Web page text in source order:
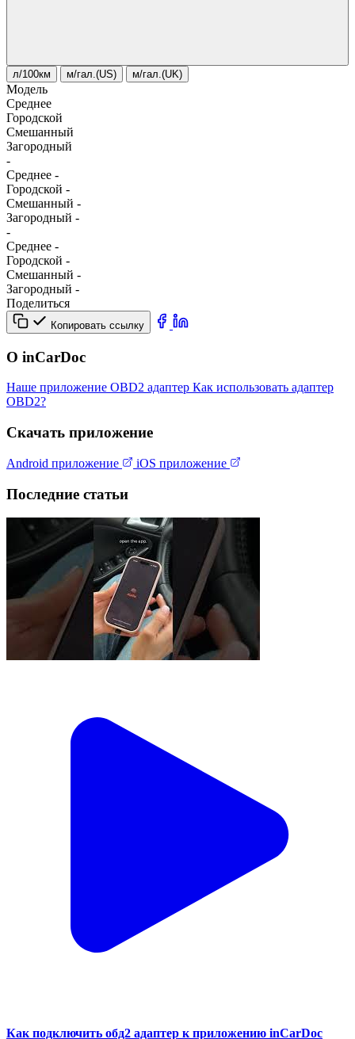
л/100км м/гал.(US) м/гал.(UK)
Модель
Среднее
Городской
Смешанный
Загородный
-
Среднее -
Городской -
Смешанный -
Загородный -
-
Среднее -
Городской -
Смешанный -
Загородный -
Поделиться
Копировать ссылку
О inCarDoc
Наше приложение OBD2 адаптер Как использовать адаптер
OBD2?
Скачать приложение
Android приложение iOS приложение
Последние статьи
Как подключить обд2 адаптер к приложению inCarDoc